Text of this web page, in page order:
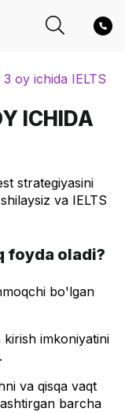
3 oy ichida IELTS
ICHIDA
strategiyasini
va IELTS
foyda oladi?
bo'lgan
imkoniyatini
va qisqa vaqt
barcha